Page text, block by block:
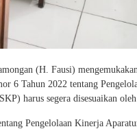
(H. Fausi)
6 Tahun 2022 tentang
harus segera disesuaikan
Pengelolaan Kinerja